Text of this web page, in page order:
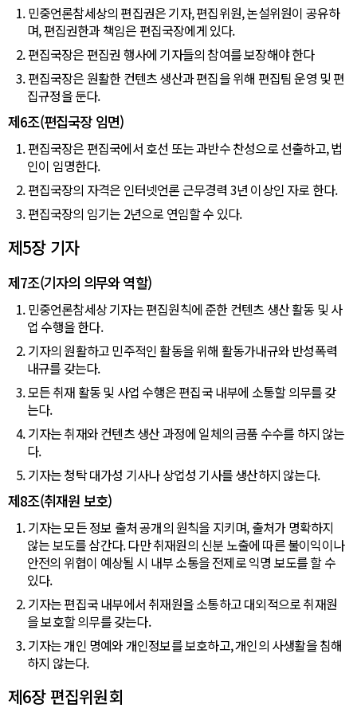
1. 민중언론참세상의 편집권은 기자, 편집위원, 논설위원이 공유하
며, 편집권한과 책임은 편집국장에게 있다.
2. 편집국장은 편집권 행사에 기자들의 참여를 보장해야 한다
3. 편집국장은 원활한 컨텐츠 생산과 편집을 위해 편집팀 운영 및 편
집규정을 둔다.
제6조(편집국장 임면)
1. 편집국장은 편집국에서 호선 또는 과반수 찬성으로 선출하고, 법
인이 임명한다.
2. 편집국장의 자격은 인터넷언론 근무경력 3년 이상인 자로 한다.
3. 편집국장의 임기는 2년으로 연임할 수 있다.
제5장 기자
제7조(기자의 의무와 역할)
1. 민중언론참세상 기자는 편집원칙에 준한 컨텐츠 생산 활동 및 사
업 수행을 한다.
2. 기자의 원활하고 민주적인 활동을 위해 활동가내규와 반성폭력
내규를 갖는다.
3. 모든 취재 활동 및 사업 수행은 편집국 내부에 소통할 의무를 갖
는다.
4. 기자는 취재와 컨텐츠 생산 과정에 일체의 금품 수수를 하지 않는
다.
5. 기자는 청탁 대가성 기사나 상업성 기사를 생산하지 않는다.
제8조(취재원 보호)
1. 기자는 모든 정보 출처 공개의 원칙을 지키며, 출처가 명확하지
않는 보도를 삼간다. 다만 취재원의 신분 노출에 따른 불이익이나
안전의 위협이 예상될 시 내부 소통을 전제로 익명 보도를 할 수
있다.
2. 기자는 편집국 내부에서 취재원을 소통하고 대외적으로 취재원
을 보호할 의무를 갖는다.
3. 기자는 개인 명예와 개인정보를 보호하고, 개인의 사생활을 침해
하지 않는다.
제6장 편집위원회